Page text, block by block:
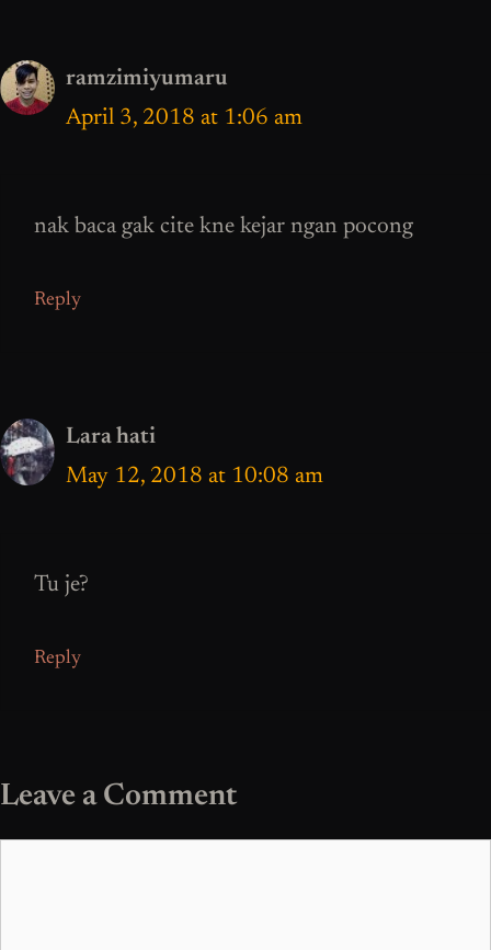
ramzimiyumaru
April 3, 2018 at 1:06 am
nak baca gak cite kne kejar ngan pocong
Reply
Lara hati
May 12, 2018 at 10:08 am
Tu je?
Reply
Leave a Comment